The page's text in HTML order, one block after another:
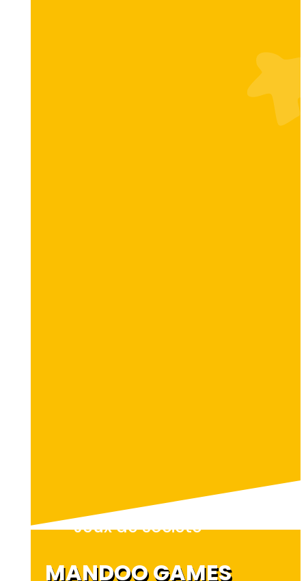
Jeux de société
MANDOO GAMES